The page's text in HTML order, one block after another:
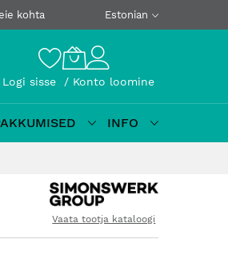
kohta Estonian
Logi sisse Konto loomine
INFO
Vaata tootja kataloogi